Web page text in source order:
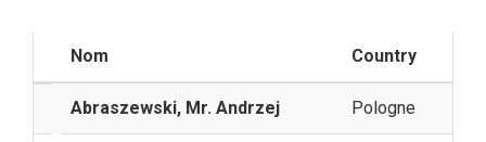
Nom Country
Abraszewski, Mr. Andrzej Pologne